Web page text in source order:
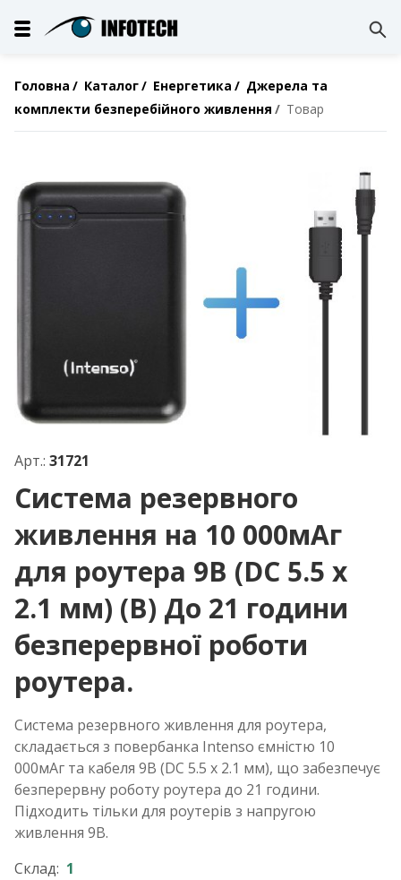
Головна Каталог Енергетика
Джерела та
комплекти безперебійного живлення
Товар
Арт.: 31721
Система резервного
живлення на 10 000мАг
для роутера 9В (DC 5.5 х
2.1 мм) (B) До 21 години
безперервної роботи
роутера.
Система резервного живлення для роутера,
складається з повербанка Intenso ємністю 10
000мАг та кабеля 9В (DC 5.5 х 2.1 мм), що забезпечує
безперервну роботу роутера до 21 години.
Підходить тільки для роутерів з напругою
живлення 9В.
Склад: 1